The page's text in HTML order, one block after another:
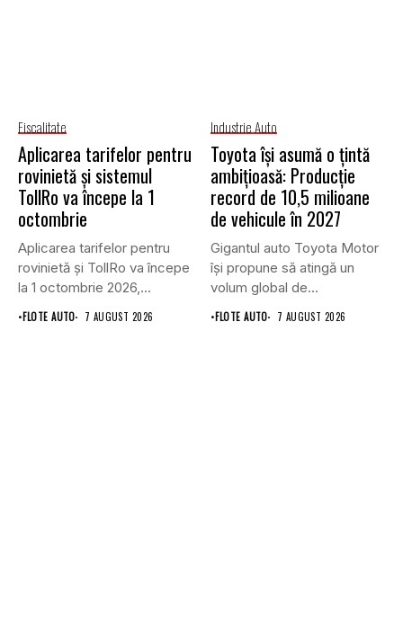
Fiscalitate
Aplicarea tarifelor pentru
rovinietă și sistemul
TollRo va începe la 1
octombrie
Aplicarea tarifelor pentru
rovinietă și TollRo va începe
la 1 octombrie 2026,...
•FLOTE AUTO 7 AUGUST 2026
Industrie Auto
Toyota își asumă o țintă
ambițioasă: Producție
record de 10,5 milioane
de vehicule în 2027
Gigantul auto Toyota Motor
își propune să atingă un
volum global de...
•FLOTE AUTO 7 AUGUST 2026